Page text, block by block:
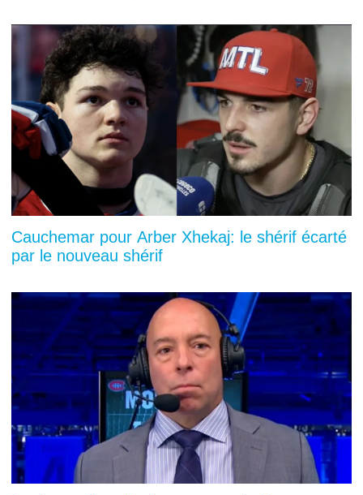
Cauchemar pour Arber Xhekaj: le shérif écarté
par le nouveau shérif